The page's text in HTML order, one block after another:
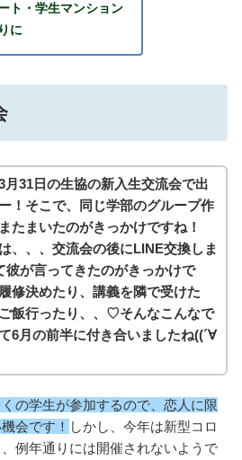
ト・学生マンション
に
月31日の生協の新入生交流会で出
！そこで、同じ学部のグループ作
たまいたのがきっかけですね！
、、、交流会の後にLINE交換しま
彼が言ってきたのがきっかけで
修決めたり、講義を隣で受けた
飯行ったり、、♡そんなこんなで
6月の前半に付き合いましたね((´∀
の学生が参加するので、恋人に限
会です！ しかし、今年は新型コロ
例年通りには開催されないようで